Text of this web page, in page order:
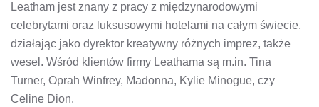
Leatham jest znany z pracy z międzynarodowymi
celebrytami oraz luksusowymi hotelami na całym świecie,
działając jako dyrektor kreatywny różnych imprez, także
wesel. Wśród klientów firmy Leathama są m.in. Tina
Turner, Oprah Winfrey, Madonna, Kylie Minogue, czy
Celine Dion.